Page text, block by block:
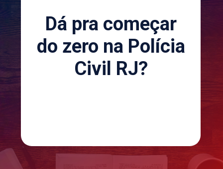
Dá pra começar
do zero na Polícia
Civil RJ?